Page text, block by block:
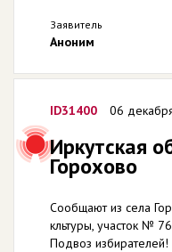
Заявитель
Аноним
ID31400 06
Иркутская
Горохово
Сообщают из села
кльтуры, участок №
Подвоз избирателей!